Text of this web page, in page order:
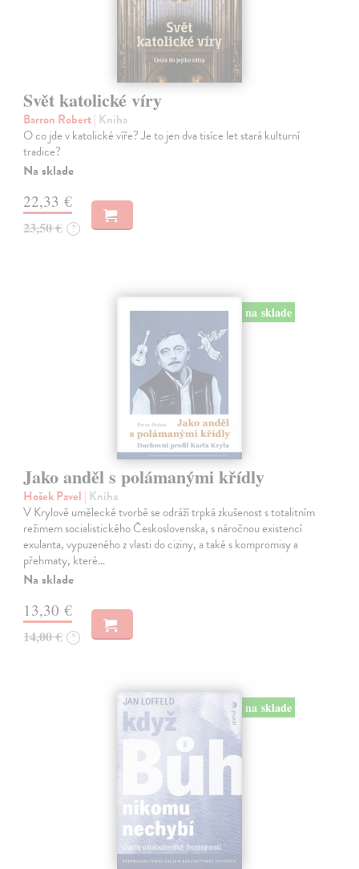
Svět katolické víry
Barron Robert| Kniha
O co jde v katolické víře? Je to jen dva tisíce let stará kulturní
tradice?
Na sklade
22,33 €
23,50 € ?
na sklade
Jako anděl s polámanými křídly
Hošek Pavel | Kniha
V Krylově umělecké tvorbě se odráží trpká zkušenost s totalitním
režimem socialistického Československa, s náročnou existencí
exulanta, vypuzeného z vlasti do ciziny, a také s kompromisy a
přehmaty, které…
Na sklade
13,30 €
14,00 € ?
na sklade